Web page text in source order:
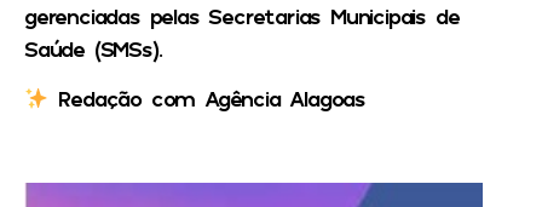
gerenciadas pelas Secretarias Municipais de
Saúde (SMSs).
Redação com Agência Alagoas